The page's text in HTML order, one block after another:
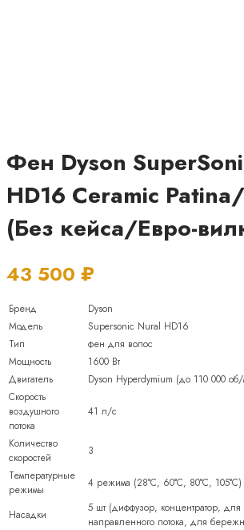
Фен Dyson
HD16 Ceramic
(Без кейса/Евро-
43 500 ₽
Бренд
Dyson
Модель
Supersonic Nural HD16
Тип
фен для волос
Мощность
1600 Вт
Двигатель
Dyson Hyperdymium (до 110 000
Скорость
воздушного
потока
41 л/с
Количество
скоростей
3
Температурные
режимы
4 режима (28°C, 60°C, 80°C, 105°C)
Насадки
5 шт (диффузор, концентратор,
направленного потока, для